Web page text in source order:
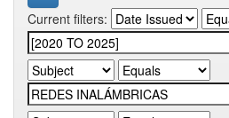
Current filters: